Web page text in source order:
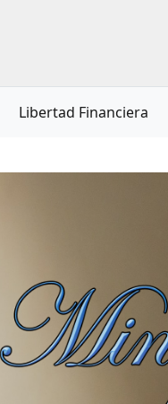
Libertad Financiera